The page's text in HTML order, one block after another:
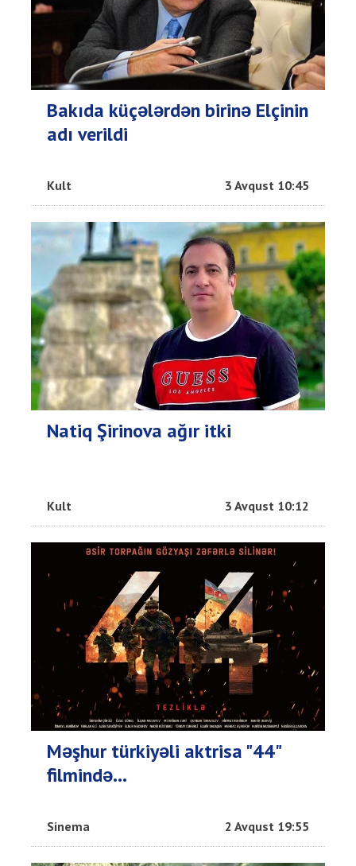
Bakıda küçələrdən birinə Elçinin
adı verildi
Kult 3 Avqust 10:45
Natiq Şirinova ağır itki
Kult 3 Avqust 10:12
Məşhur türkiyəli aktrisa "44"
filmində...
Sinema 2 Avqust 19:55